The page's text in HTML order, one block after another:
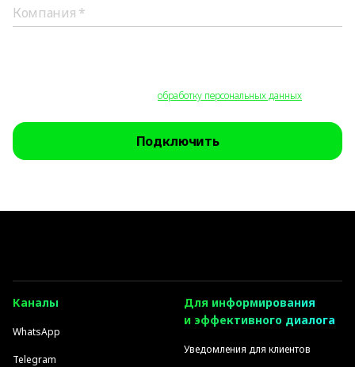
обработку персональных данных
Подключить
Каналы
WhatsApp
Telegram
Для информирования
и эффективного диалога
Уведомления для клиентов